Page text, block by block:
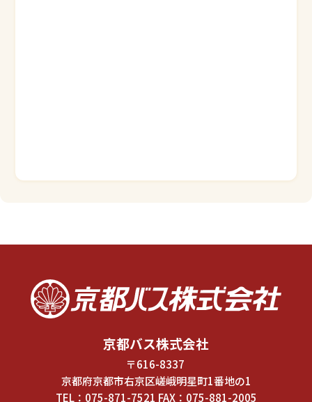
京都バス株式会社
〒616-8337
京都府京都市右京区嵯峨明星町1番地の1
TEL： 075-871-7521 FAX：075-881-2005